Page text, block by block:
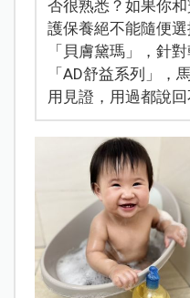
否很熟悉？如果你
護保養絕不能隨便
「貝膚黛瑪」，針
「AD舒益系列」，
用見證，用過都說回